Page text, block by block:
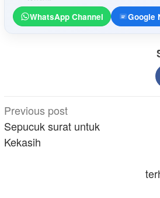
WhatsApp Channel Google
Post
navigation
Previous post
Sepucuk surat untuk
Kekasih